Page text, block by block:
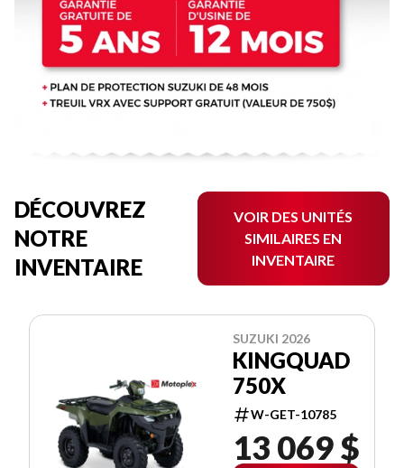
DÉCOUVREZ
NOTRE
INVENTAIRE
VOIR DES UNITÉS
SIMILAIRES EN
INVENTAIRE
SUZUKI 2026
KINGQUAD
750X
W-GET-10785
13 069 $